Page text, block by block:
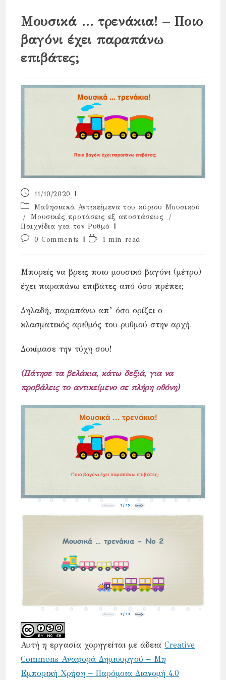
Μουσικά … τρενάκια! – Ποιο
βαγόνι έχει παραπάνω
επιβάτες;
Post
published:
11/10/2020
Post
category:
Μαθησιακά Αντικείμενα του κύριου Μουσικού
/
Μουσικές προτάσεις εξ αποστάσεως
/
Παιχνίδια για τον Ρυθμό
Post0 Comments
Reading1 min read
Μπορείς να βρεις ποιο μουσικό βαγόνι (μέτρο)
έχει παραπάνω επιβάτες από όσο πρέπει;
Δηλαδή, παραπάνω απ’ όσο ορίζει ο
κλασματικός αριθμός του ρυθμού στην αρχή.
Δοκίμασε την τύχη σου!
(Πάτησε τα βελάκια, κάτω δεξιά, για να
προβάλεις το αντικείμενο σε πλήρη οθόνη)
Αυτή η εργασία χορηγείται με άδειαCreative
Commons Αναφορά Δημιουργού – Μη
Εμπορική Χρήση – Παρόμοια Διανομή 4.0